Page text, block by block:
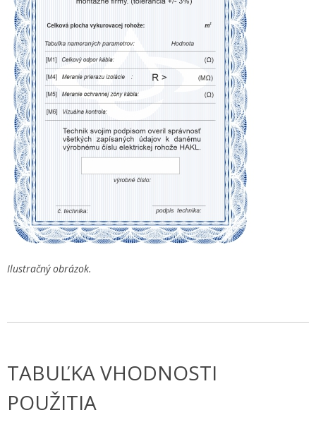
Ilustračný obrázok.
TABUĽKA VHODNOSTI
POUŽITIA